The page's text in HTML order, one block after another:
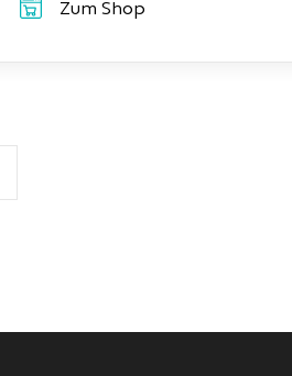
Zum Shop